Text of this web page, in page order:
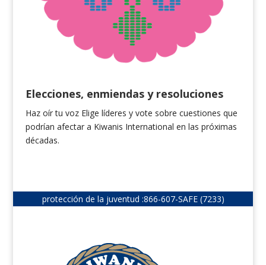
Elecciones, enmiendas y resoluciones
Haz oír tu voz Elige líderes y vote sobre cuestiones que
podrían afectar a Kiwanis International en las próximas
décadas.
protección de la juventud :866-607-SAFE (7233)